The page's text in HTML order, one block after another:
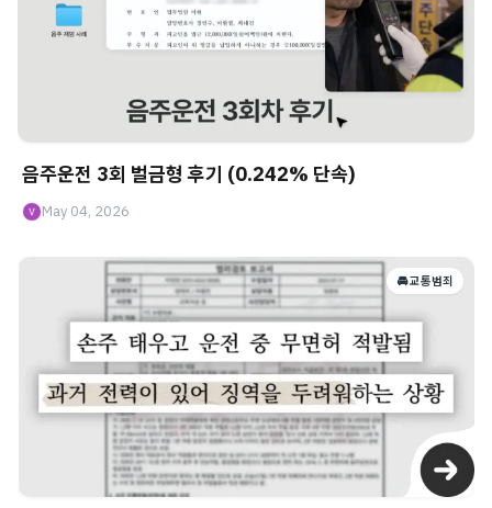
음주운전 3회 벌금형 후기 (0.242% 단속)
May 04, 2026
🚘 교통범죄